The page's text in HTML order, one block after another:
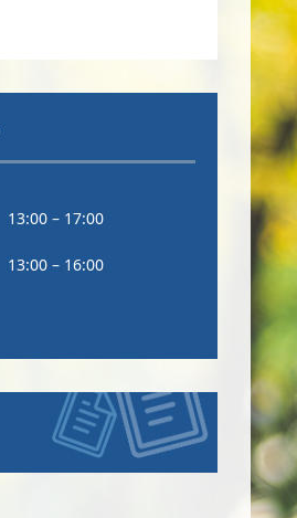
13:00 – 17:00
13:00 – 16:00